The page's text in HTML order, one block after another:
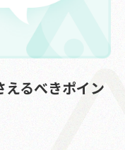
お問い合わせ
るべきポイン